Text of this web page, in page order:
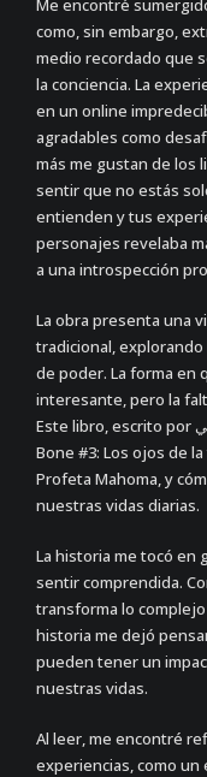
Me encontré
como, sin embargo,
medio recordado que
la conciencia. La
en un online
agradables como
más me gustan de los
sentir que no estás
entienden y tus
personajes revelaba
a una introspección
La obra presenta una
tradicional,
de poder. La forma en
interesante, pero la
Este libro, escrito por محمد الغزالي, ofrece una visión única de
Bone #3: Los ojos de
Profeta Mahoma, y
nuestras vidas diarias.
La historia me tocó en
sentir comprendida.
transforma lo
historia me dejó
pueden tener un
nuestras vidas.
Al leer, me encontré
experiencias, como